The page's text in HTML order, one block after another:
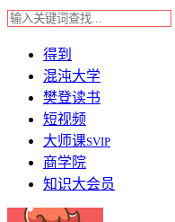
得到
混沌大学
樊登读书
短视频
大师课SVIP
商学院
知识大会员